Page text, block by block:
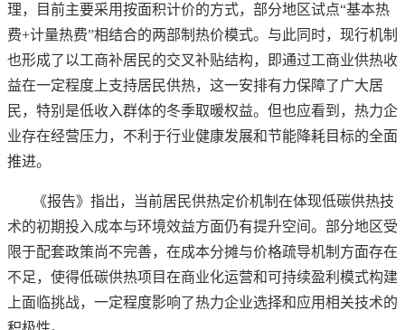
理，目前主要采用按面积计价的方式，部分地区试点“基本热
费+计量热费”相结合的两部制热价模式。与此同时，现行机制
也形成了以工商补居民的交叉补贴结构，即通过工商业供热收
益在一定程度上支持居民供热，这一安排有力保障了广大居
民，特别是低收入群体的冬季取暖权益。但也应看到，热力企
业存在经营压力，不利于行业健康发展和节能降耗目标的全面
推进。
《报告》指出，当前居民供热定价机制在体现低碳供热技
术的初期投入成本与环境效益方面仍有提升空间。部分地区受
限于配套政策尚不完善，在成本分摊与价格疏导机制方面存在
不足，使得低碳供热项目在商业化运营和可持续盈利模式构建
上面临挑战，一定程度影响了热力企业选择和应用相关技术的